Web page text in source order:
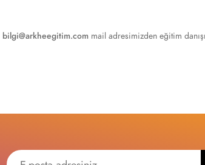
bilgi@arkheegitim.com mail adresimizden eğitim